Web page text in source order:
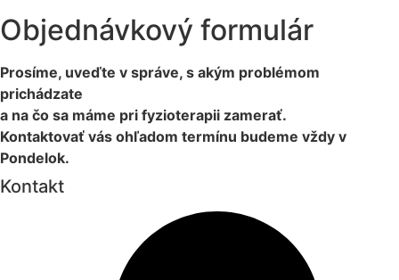
Objednávkový formulár
Prosíme, uveďte v správe, s akým problémom
prichádzate
a na čo sa máme pri fyzioterapii zamerať.
Kontaktovať vás ohľadom termínu budeme vždy v
Pondelok.
Kontakt